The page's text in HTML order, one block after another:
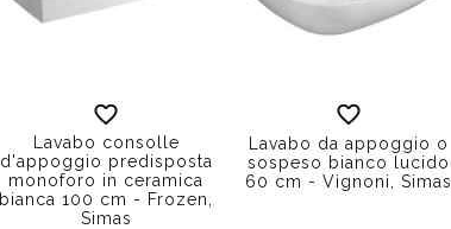
Lavabo consolle
d'appoggio predisposta
monoforo in ceramica
bianca 100 cm - Frozen,
Simas
Lavabo da appoggio o
sospeso bianco lucido
60 cm - Vignoni, Simas